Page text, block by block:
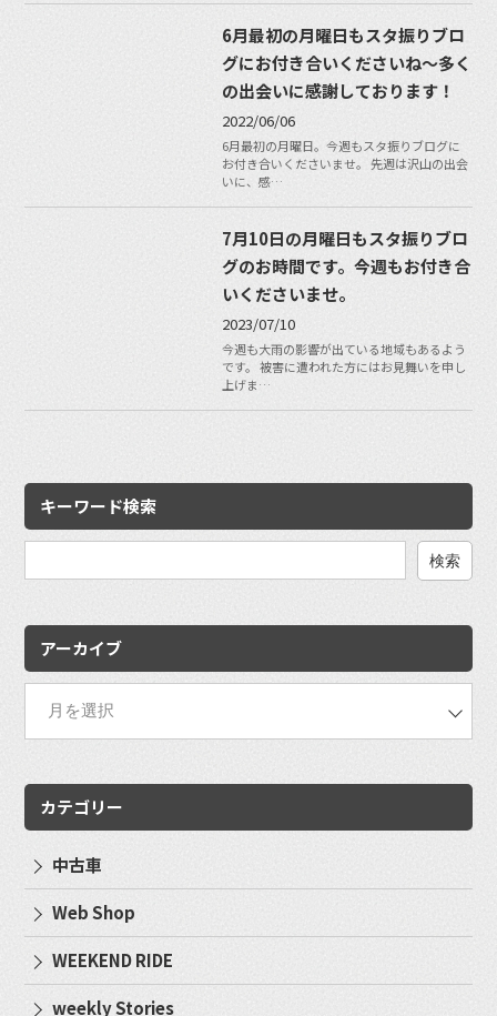
6月最初の月曜日もスタ振りブロ
グにお付き合いくださいね〜多く
の出会いに感謝しております！
2022/06/06
6月最初の月曜日。今週もスタ振りブログに
お付き合いくださいませ。 先週は沢山の出会
いに、感…
7月10日の月曜日もスタ振りブロ
グのお時間です。今週もお付き合
いくださいませ。
2023/07/10
今週も大雨の影響が出ている地域もあるよう
です。 被害に遭われた方にはお見舞いを申し
上げま…
キーワード検索
アーカイブ
カテゴリー
中古車
Web Shop
WEEKEND RIDE
weekly Stories